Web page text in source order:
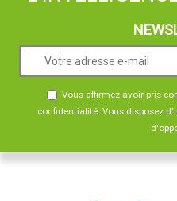
Vous affirmez avoir pris
confidentialité. Vous disposez